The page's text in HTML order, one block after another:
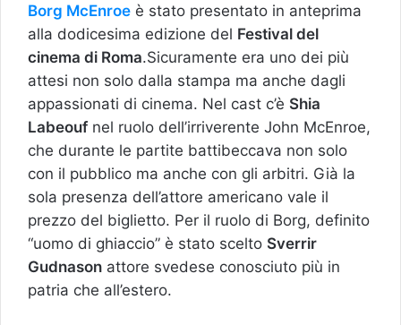
Borg McEnroe è stato presentato in anteprima
alla dodicesima edizione del Festival del
cinema di Roma.Sicuramente era uno dei più
attesi non solo dalla stampa ma anche dagli
appassionati di cinema. Nel cast c’è Shia
Labeoufnel ruolo dell’irriverente John McEnroe,
che durante le partite battibeccava non solo
con il pubblico ma anche con gli arbitri. Già la
sola presenza dell’attore americano vale il
prezzo del biglietto. Per il ruolo di Borg, definito
“uomo di ghiaccio” è stato scelto Sverrir
Gudnason attore svedese conosciuto più in
patria che all’estero.